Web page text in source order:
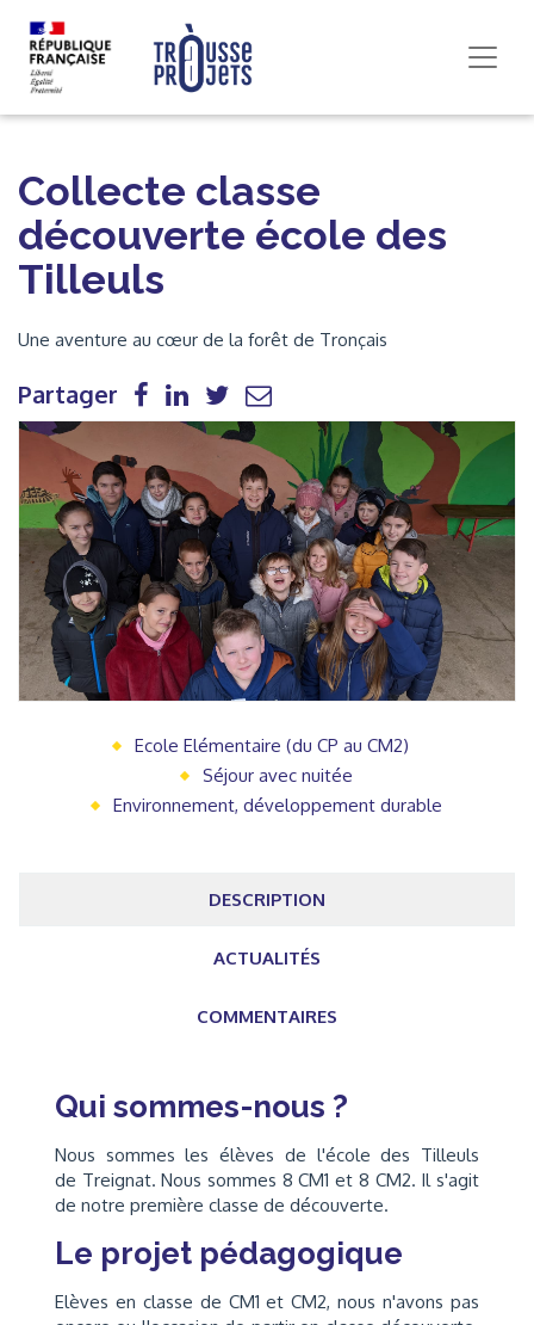
Collecte classe
découverte école des
Tilleuls
Une aventure au cœur de la forêt de Tronçais
Partager
Ecole Elémentaire (du CP au CM2)
Séjour avec nuitée
Environnement, développement durable
DESCRIPTION
ACTUALITÉS
COMMENTAIRES
Qui sommes-nous ?
Nous sommes les élèves de l'école des Tilleuls
de Treignat. Nous sommes 8 CM1 et 8 CM2. Il s'agit
de notre première classe de découverte.
Le projet pédagogique
Elèves en classe de CM1 et CM2, nous n'avons pas